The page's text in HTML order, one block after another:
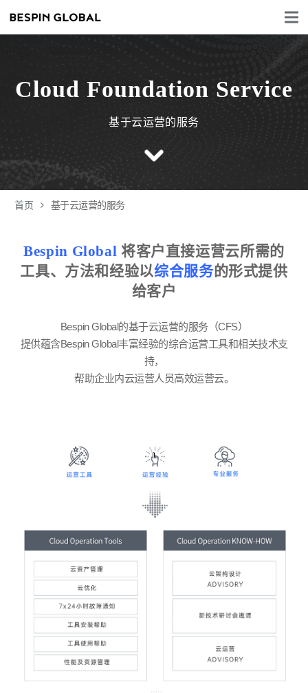
Cloud Foundation Service
基于云运营的服务
首页 基于云运营的服务
Bespin Global 将客户直接运营云所需的
工具、方法和经验以综合服务的形式提供
给客户
Bespin Global的基于云运营的服务（CFS）
提供蕴含Bespin Global丰富经验的综合运营工具和相关技术支
持，
帮助企业内云运营人员高效运营云。